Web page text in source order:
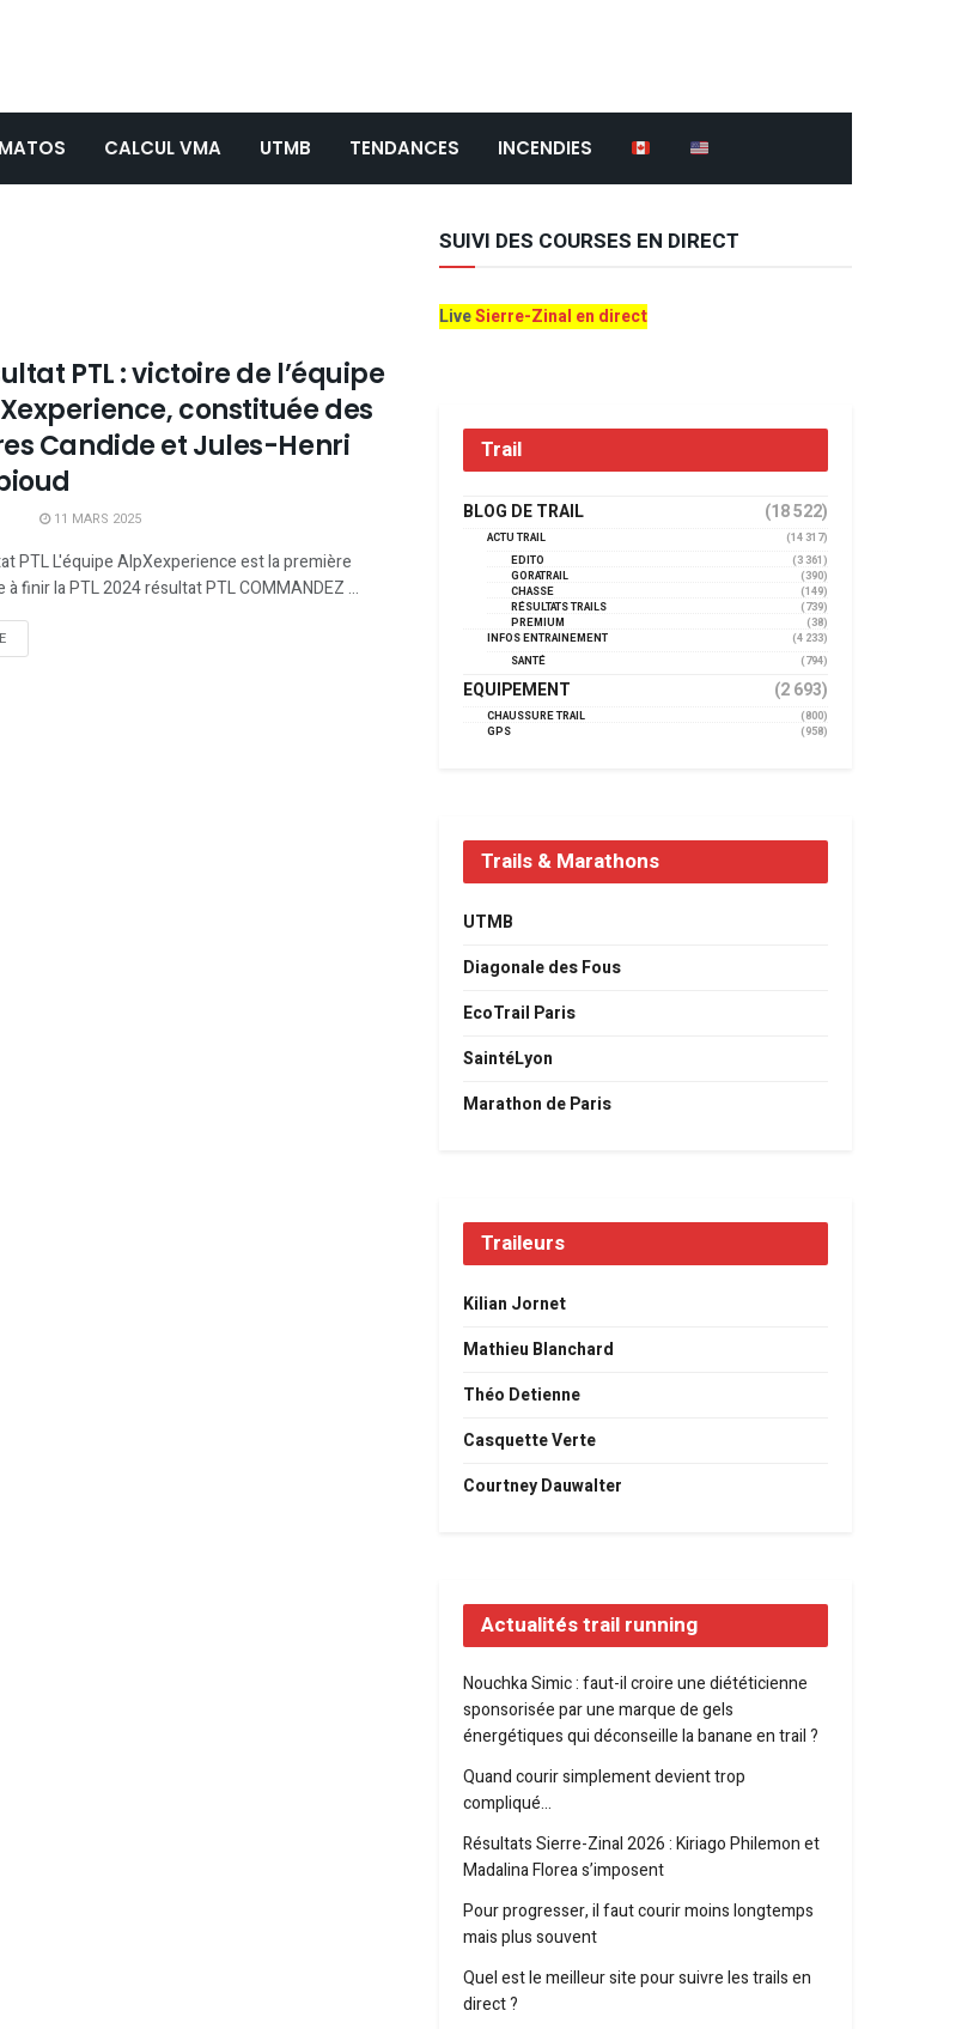
MATOS CALCUL VMA UTMB TENDANCES INCENDIES
PTL : victoire de l’équipe
constituée des
Candide et Jules-Henri
11 MARS 2025
PTL L'équipe AlpXexperience est la première
à finir la PTL 2024 résultat PTL COMMANDEZ ...
SUIVI DES COURSES EN DIRECT
LiveSierre-Zinal en direct
Trail
BLOG DE TRAIL (18 522)
ACTU TRAIL
(14 317)
EDITO
(3 361)
GORATRAIL
(390)
CHASSE
(149)
RÉSULTATS TRAILS
(739)
PREMIUM
(38)
INFOS ENTRAINEMENT
(4 233)
SANTÉ
(794)
EQUIPEMENT (2 693)
CHAUSSURE TRAIL
(800)
GPS
(958)
Trails & Marathons
UTMB
Diagonale des Fous
EcoTrail Paris
SaintéLyon
Marathon de Paris
Traileurs
Kilian Jornet
Mathieu Blanchard
Théo Detienne
Casquette Verte
Courtney Dauwalter
Actualités trail running
Nouchka Simic : faut-il croire une diététicienne
sponsorisée par une marque de gels
énergétiques qui déconseille la banane en trail ?
Quand courir simplement devient trop
compliqué…
Résultats Sierre-Zinal 2026 : Kiriago Philemon et
Madalina Florea s’imposent
Pour progresser, il faut courir moins longtemps
mais plus souvent
Quel est le meilleur site pour suivre les trails en
direct ?